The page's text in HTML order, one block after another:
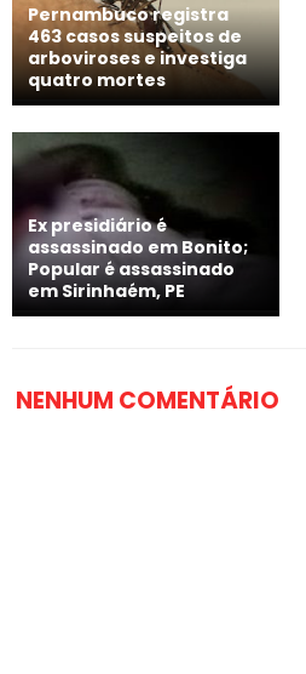
Pernambuco registra
463 casos suspeitos de
arboviroses e investiga
quatro mortes
Ex presidiário é
assassinado em Bonito;
Popular é assassinado
em Sirinhaém, PE
NENHUM COMENTÁRIO